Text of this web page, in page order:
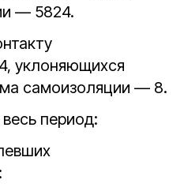
— 5824.
уклоняющихся
самоизоляции — 8.
период: